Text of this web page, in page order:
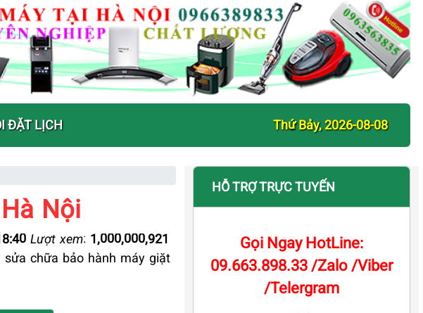
ĐẶT LỊCH Thứ Bảy, 2026-08-08
Nội
Lượt xem: 1,000,000,921
sửa chữa bảo hành máy giặt
HỖ TRỢ TRỰC TUYẾN
Gọi Ngay HotLine:
09.663.898.33 /Zalo /Viber
/Telergram